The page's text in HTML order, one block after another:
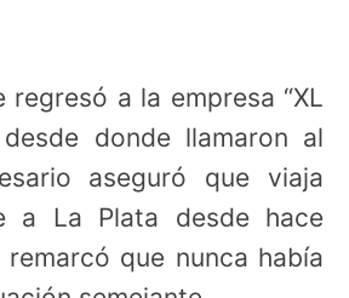
regresó a la empresa “XL
desde donde llamaron al
aseguró que viaja
a La Plata desde hace
que nunca había